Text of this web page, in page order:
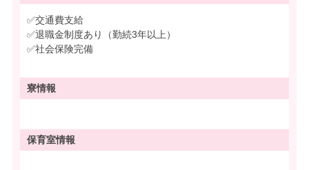
✅交通費支給
✅退職金制度あり（勤続3年以上）
✅社会保険完備
寮情報
保育室情報